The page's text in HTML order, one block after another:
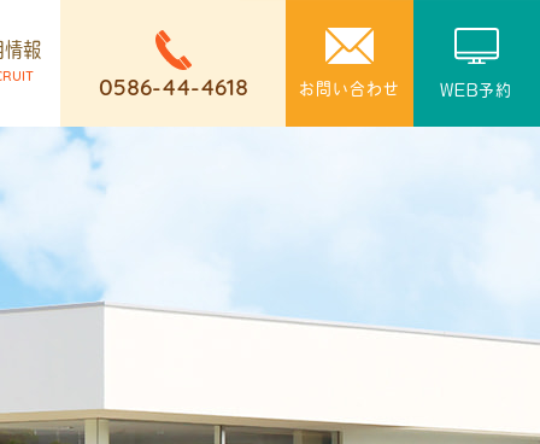
0586-44-4618 お問い合わせ WEB予約
情報